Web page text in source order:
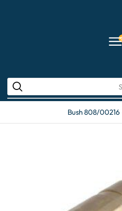
Bush 808/00216